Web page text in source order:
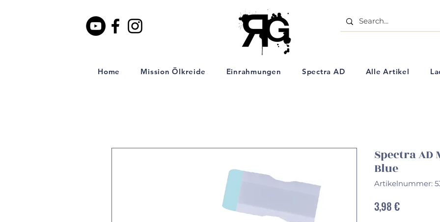
Home Mission Ölkreide Einrahmungen Spectra AD Alle Artikel
Spectra
Blue
Artikelnummer:
3,98 €Preis